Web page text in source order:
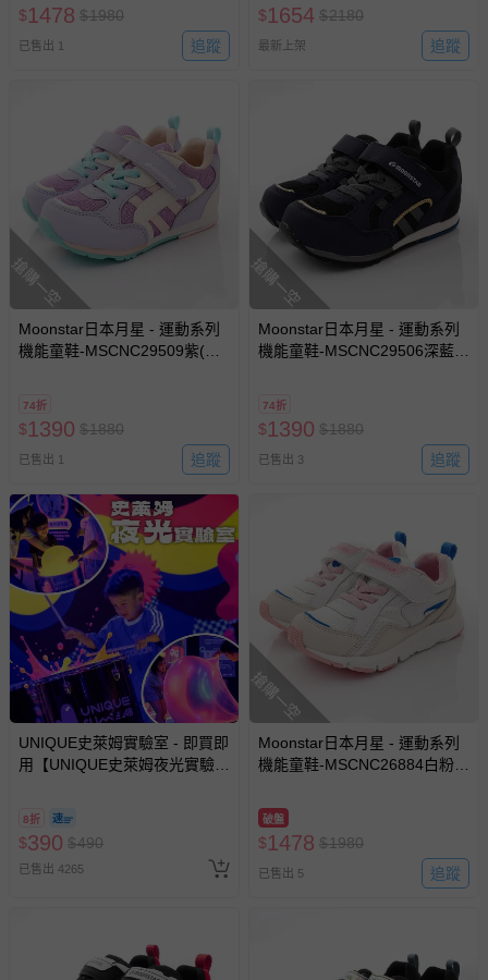
$1478 $1980
已售出 1 追蹤
$1654 $2180
最新上架 追蹤
搶購一空
Moonstar日本月星 - 運動系列
機能童鞋-MSCNC29509紫(中
74折
$1390 $1880
已售出 1 追蹤
搶購一空
Moonstar日本月星 - 運動系列
機能童鞋-MSCNC29506深藍
74折
$1390 $1880
已售出 3 追蹤
UNIQUE史萊姆實驗室 - 即買即
用【UNIQUE史萊姆夜光實驗室
訂單編號兌換，逾期作廢) (大
人小孩均一價(3歲以上需購票))
8折
$390 $490
已售出 4265
搶購一空
Moonstar日本月星 - 運動系列
機能童鞋-MSCNC26884白粉
破盤
$1478 $1980
已售出 5 追蹤